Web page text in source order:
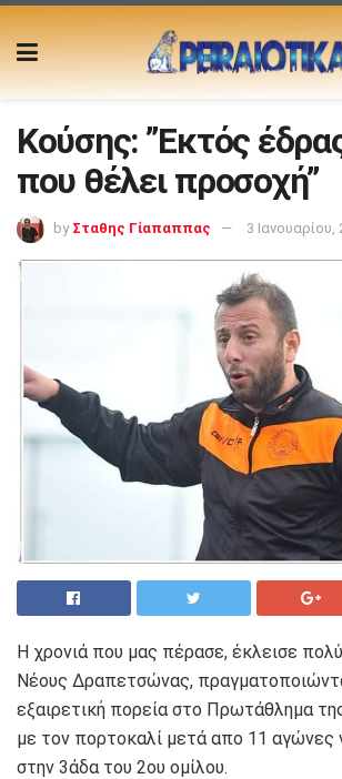
Κούσης: ”Εκτός
που θέλει προσοχή”
by Σταθης Γίαπαππας 3 Ιανουαρίου,
Η χρονιά που μας πέρασε, έκλεισε
Νέους Δραπετσώνας,
εξαιρετική πορεία στο Πρωτάθλημα
με τον πορτοκαλί μετά απο 11 αγώνες
στην 3άδα του 2ου ομίλου.